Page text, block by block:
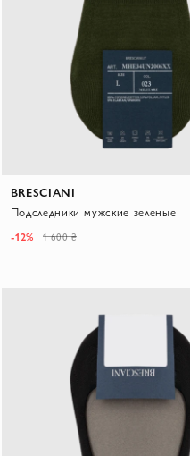
BRESCIANI
Подследники мужские зеленые
-12% 1 600 ₴